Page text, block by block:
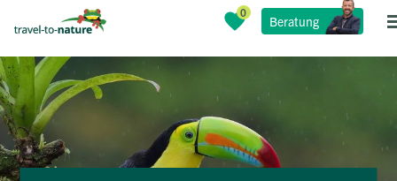
Beratung